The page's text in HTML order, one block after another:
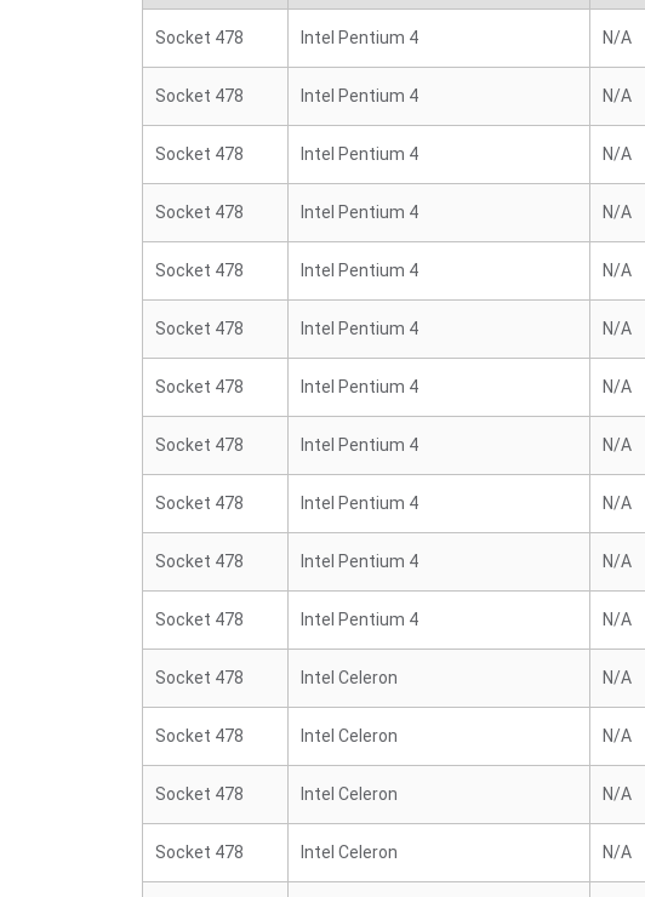
Socket 478 Intel Pentium 4 N/A
Socket 478 Intel Pentium 4 N/A
Socket 478 Intel Pentium 4 N/A
Socket 478 Intel Pentium 4 N/A
Socket 478 Intel Pentium 4 N/A
Socket 478 Intel Pentium 4 N/A
Socket 478 Intel Pentium 4 N/A
Socket 478 Intel Pentium 4 N/A
Socket 478 Intel Pentium 4 N/A
Socket 478 Intel Pentium 4 N/A
Socket 478 Intel Pentium 4 N/A
Socket 478 Intel Celeron N/A
Socket 478 Intel Celeron N/A
Socket 478 Intel Celeron N/A
Socket 478 Intel Celeron N/A